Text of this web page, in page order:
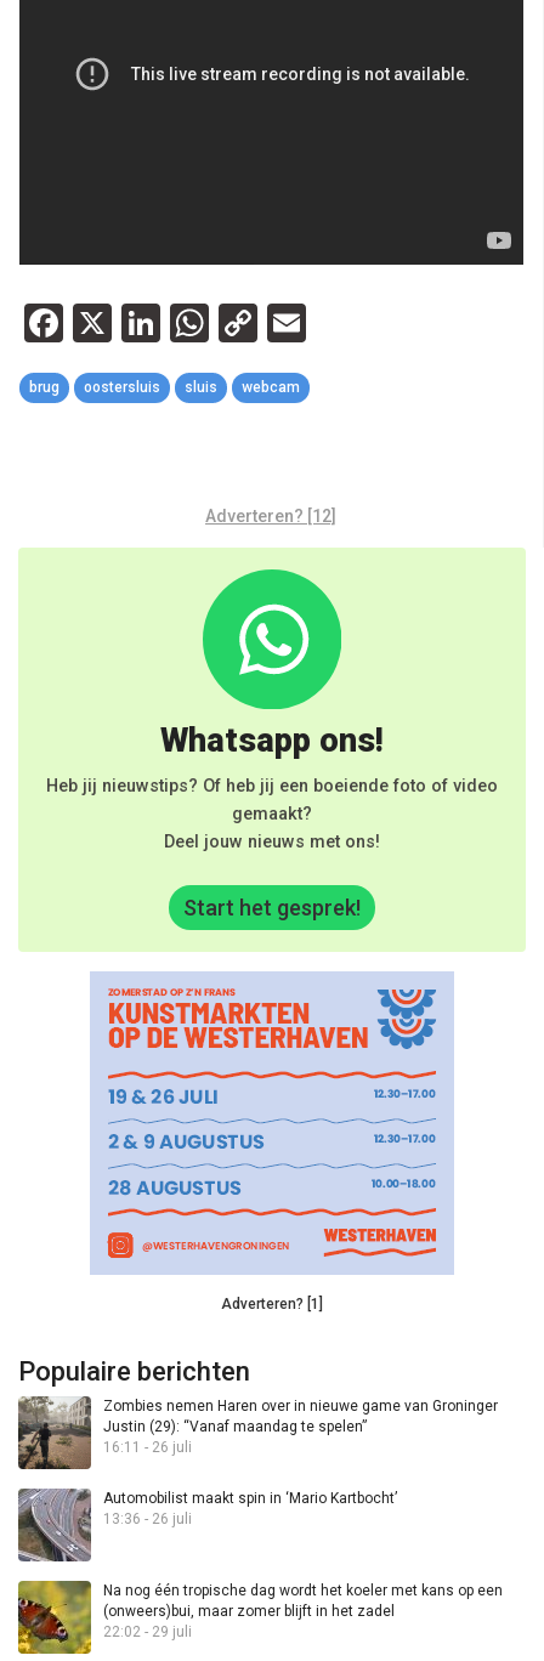
Facebook
X LinkedIn
WhatsApp
Copy
Link
brug oostersluis sluis webcam
Adverteren? [12]
Whatsapp ons!
Heb jij nieuwstips? Of heb jij een boeiende foto of video
gemaakt?
Deel jouw nieuws met ons!
Start het gesprek!
Adverteren? [1]
Populaire berichten
Zombies nemen Haren over in nieuwe game van Groninger
Justin (29): “Vanaf maandag te spelen”
16:11 - 26 juli
Automobilist maakt spin in ‘Mario Kartbocht’
13:36 - 26 juli
Na nog één tropische dag wordt het koeler met kans op een
(onweers)bui, maar zomer blijft in het zadel
22:02 - 29 juli